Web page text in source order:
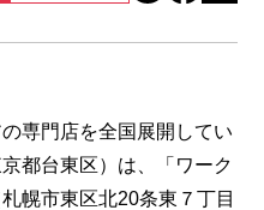
専門店を全国展開してい
都台東区）は、「ワーク
幌市東区北20条東７丁目